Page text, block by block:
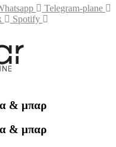
Telegram-plane
Spotify
& μπαρ
& μπαρ